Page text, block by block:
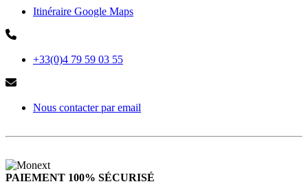
Itinéraire Google Maps
+33(0)4 79 59 03 55
Nous contacter par email
PAIEMENT 100% SÉCURISÉ